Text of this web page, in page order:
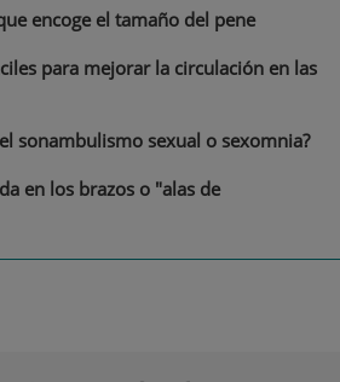
encoge el tamaño del pene
para mejorar la circulación en las
sonambulismo sexual o sexomnia?
en los brazos o "alas de